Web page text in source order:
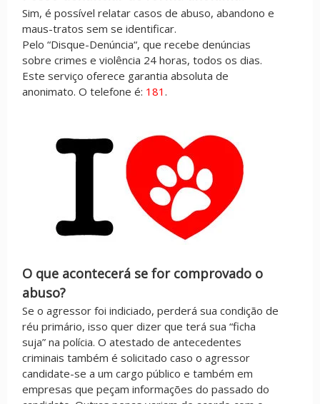
Sim, é possível relatar casos de abuso, abandono e
maus-tratos sem se identificar.
Pelo “Disque-Denúncia“, que recebe denúncias
sobre crimes e violência 24 horas, todos os dias.
Este serviço oferece garantia absoluta de
anonimato. O telefone é: 181 .
O que acontecerá se for comprovado o
abuso?
Se o agressor foi indiciado, perderá sua condição de
réu primário, isso quer dizer que terá sua “ficha
suja” na polícia. O atestado de antecedentes
criminais também é solicitado caso o agressor
candidate-se a um cargo público e também em
empresas que peçam informações do passado do